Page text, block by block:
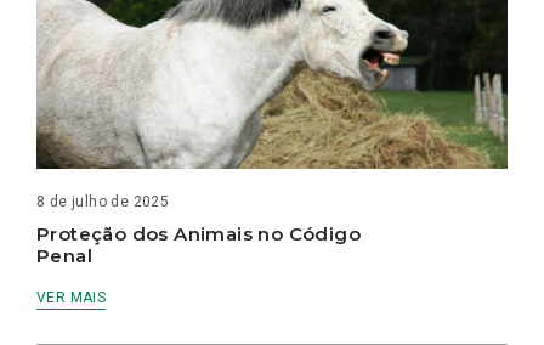
8 de julho de 2025
Proteção dos Animais no Código
Penal
VER MAIS